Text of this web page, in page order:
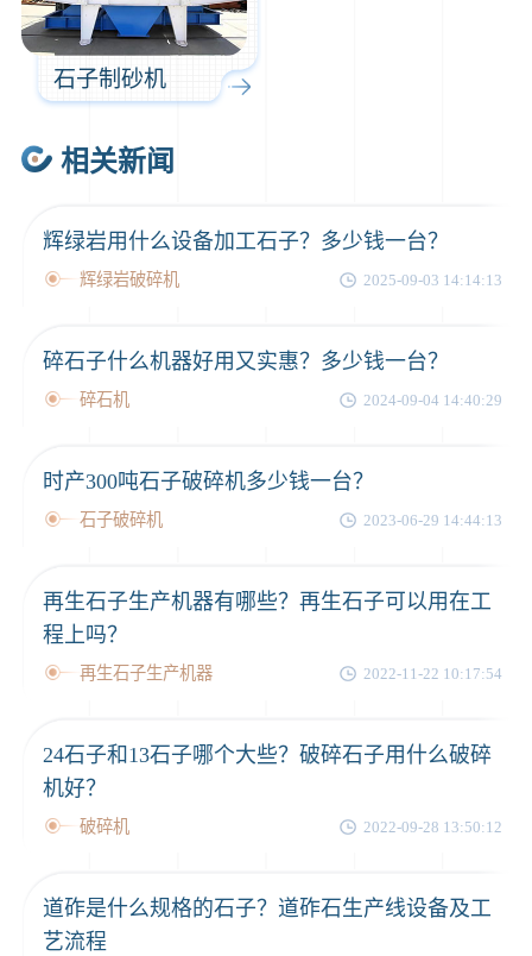
石子制砂机
相关新闻
辉绿岩用什么设备加工石子？多少钱一台？
辉绿岩破碎机 2025-09-03 14:14:13
碎石子什么机器好用又实惠？多少钱一台？
碎石机 2024-09-04 14:40:29
时产300吨石子破碎机多少钱一台？
石子破碎机 2023-06-29 14:44:13
再生石子生产机器有哪些？再生石子可以用在工
程上吗？
再生石子生产机器 2022-11-22 10:17:54
24石子和13石子哪个大些？破碎石子用什么破碎
机好？
破碎机 2022-09-28 13:50:12
道砟是什么规格的石子？道砟石生产线设备及工
艺流程